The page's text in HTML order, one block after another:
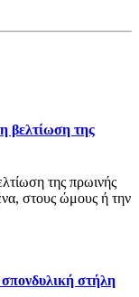
βελτίωση της
της πρωινής
στους ώμους ή την
στήλη